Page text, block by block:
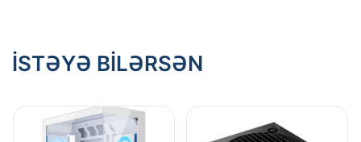
İSTƏYƏ BILƏRSƏN